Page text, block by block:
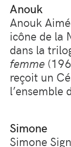
Anouk
Anouk
icône de la
dans la
femme
reçoit un
l’ensemble
Simone
Simone